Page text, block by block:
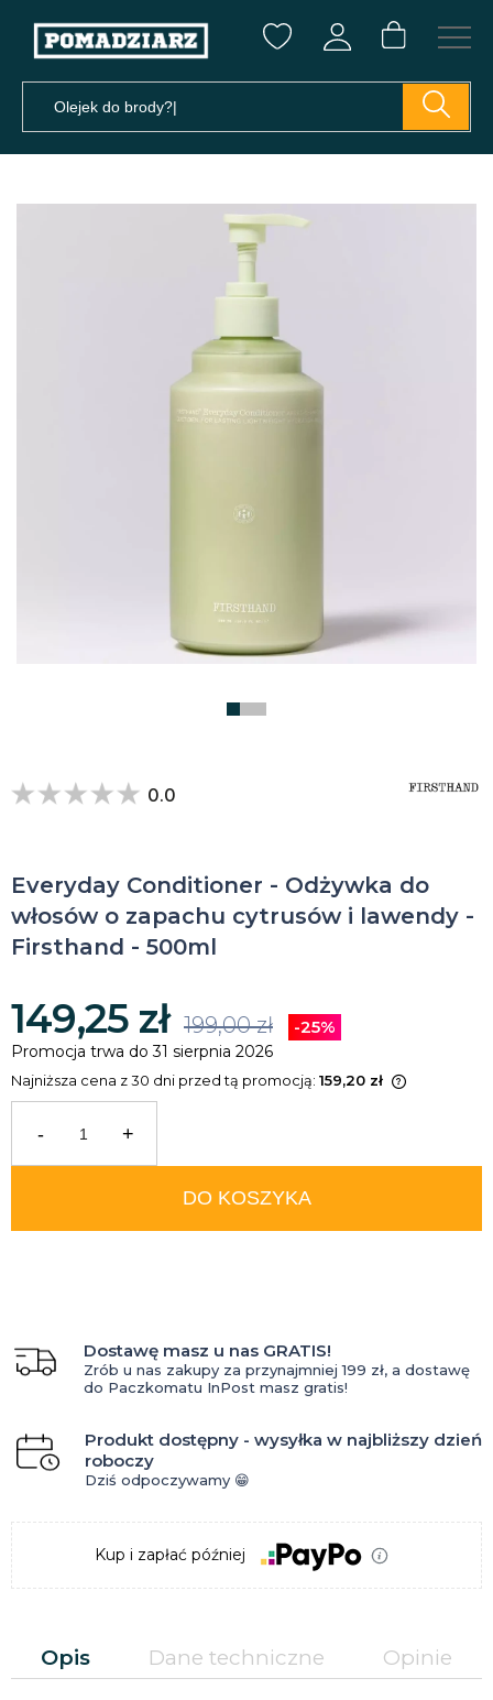
Everyday Conditioner - Odżywka do
włosów o zapachu cytrusów i lawendy -
Firsthand - 500ml
0.0
149,25 zł 199,00 zł -25%
Promocja trwa do 31 sierpnia 2026
Najniższa cena z 30 dni przed tą promocją: 159,20 zł
Jeżeli produkt jest sprzedawany
produkt pojawił się w sprzedaży.
- +
DO KOSZYKA
Dostawę masz u nas GRATIS!
Zrób u nas zakupy za przynajmniej 199 zł, a dostawę
do Paczkomatu InPost masz gratis!
Produkt dostępny - wysyłka w najbliższy dzień
roboczy
Dziś odpoczywamy 😁
Kup i zapłać później
Opis Dane techniczne Opinie